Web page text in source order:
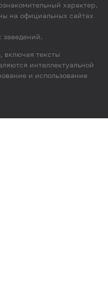
характер.
на официальных сайтах
заведений.
включая тексты
интеллектуальной
и использование